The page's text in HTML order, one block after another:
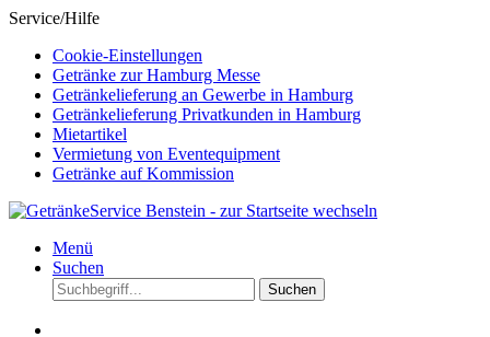
Service/Hilfe
Cookie-Einstellungen
Getränke zur Hamburg Messe
Getränkelieferung an Gewerbe in Hamburg
Getränkelieferung Privatkunden in Hamburg
Mietartikel
Vermietung von Eventequipment
Getränke auf Kommission
Menü
Suchen
Suchen